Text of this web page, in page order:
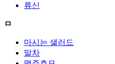
류신
ㅁ
마시는 샐러드
말차